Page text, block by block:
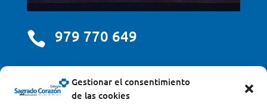
Gestionar el consentimiento
de las cookies
 979 770 649
centro@scjdehon.com